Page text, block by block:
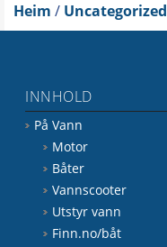
Heim / Uncategorized
INNHOLD
På Vann
Motor
Båter
Vannscooter
Utstyr vann
Finn.no/båt